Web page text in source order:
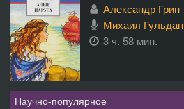
Александр Грин
Михаил Гульдан
3 ч. 58 мин.
Научно-популярное